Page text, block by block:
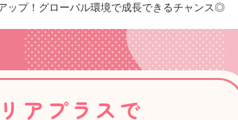
ップ！グローバル環境で成長できるチャンス◎